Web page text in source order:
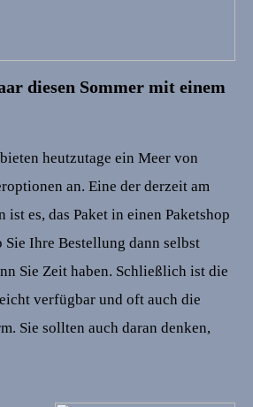
diesen Sommer mit einem
heutzutage ein Meer von
an. Eine der derzeit am
ist es, das Paket in einen Paketshop
Sie Ihre Bestellung dann selbst
Sie Zeit haben. Schließlich ist die
verfügbar und oft auch die
Sie sollten auch daran denken,